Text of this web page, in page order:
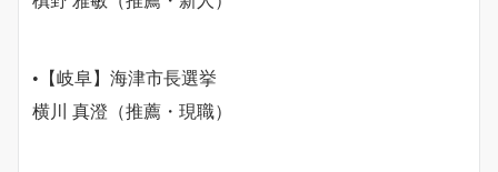
•【岐阜】海津市長選挙
横川 真澄（推薦・現職）